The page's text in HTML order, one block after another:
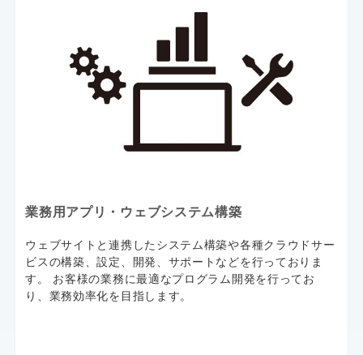
業務用アプリ・ウェブシステム構築
ウェブサイトと連携したシステム構築や各種クラウドサー
ビスの構築、設定、開発、サポートなどを行っておりま
す。 お客様の業務に最適なプログラム開発を行ってお
り、業務効率化を目指します。